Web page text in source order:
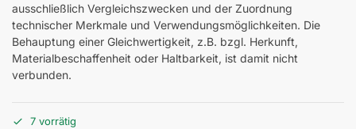
ausschließlich Vergleichszwecken und der Zuordnung
technischer Merkmale und Verwendungsmöglichkeiten. Die
Behauptung einer Gleichwertigkeit, z.B. bzgl. Herkunft,
Materialbeschaffenheit oder Haltbarkeit, ist damit nicht
verbunden.
7 vorrätig